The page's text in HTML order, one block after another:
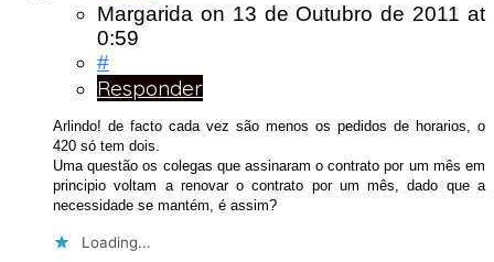
Margarida on 13 de Outubro de 2011at
0:59
#
Responder
Arlindo! de facto cada vez são menos os pedidos de horarios, o
420 só tem dois.
Uma questão os colegas que assinaram o contrato por um mês em
principio voltam a renovar o contrato por um mês, dado que a
necessidade se mantém, é assim?
Loading...